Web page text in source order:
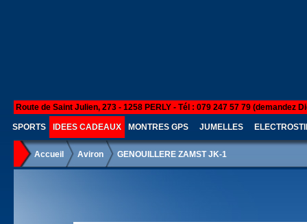
Route de Saint Julien, 273 - 1258 PERLY - Tél : 079 247 57 79 (demandez
SPORTS IDEES CADEAUX MONTRES GPS JUMELLES
Accueil Aviron GENOUILLERE ZAMST JK-1